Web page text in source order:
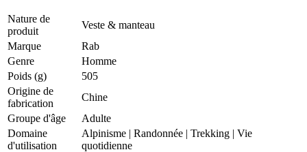
Nature de
produit
Veste & manteau
Marque
Rab
Genre
Homme
Poids (g)
505
Origine de
fabrication
Chine
Groupe d'âge
Adulte
Domaine
d'utilisation
Alpinisme | Randonnée | Trekking | Vie
quotidienne